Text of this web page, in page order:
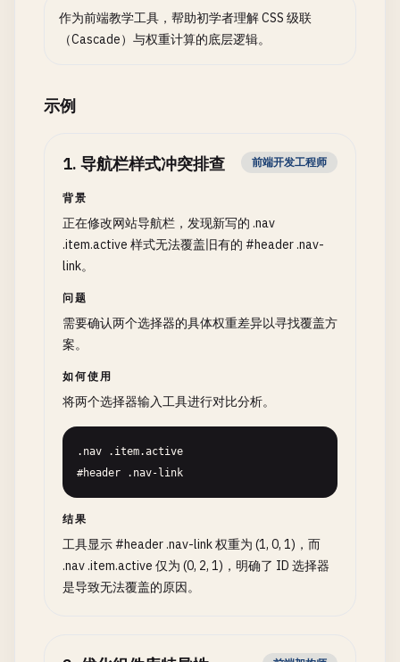
作为前端教学工具，帮助初学者理解 CSS 级联
（Cascade）与权重计算的底层逻辑。
示例
1. 导航栏样式冲突排查 前端开发工程师
背景
正在修改网站导航栏，发现新写的 .nav
.item.active 样式无法覆盖旧有的 #header .nav-
link。
问题
需要确认两个选择器的具体权重差异以寻找覆盖方
案。
如何使用
将两个选择器输入工具进行对比分析。
.nav .item.active
#header .nav-link
结果
工具显示 #header .nav-link 权重为 (1, 0, 1)，而
.nav .item.active 仅为 (0, 2, 1)，明确了 ID 选择器
是导致无法覆盖的原因。